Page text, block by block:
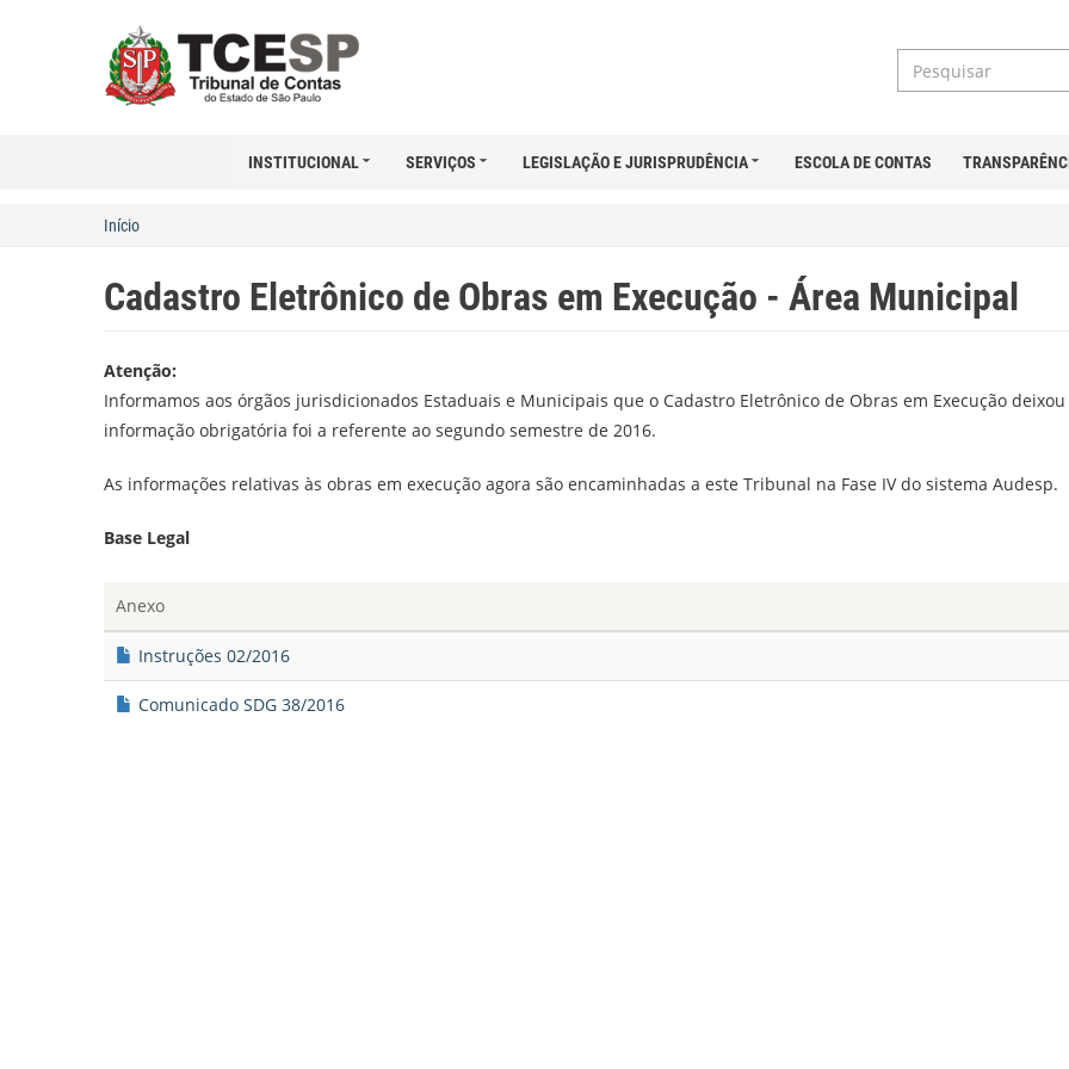
INSTITUCIONAL SERVIÇOS LEGISLAÇÃO E JURISPRUDÊNCIA ESCOLA DE CONTAS
Início
Cadastro Eletrônico de Obras em Execução - Área Municipal
Atenção:
Informamos aos órgãos jurisdicionados Estaduais e Municipais que o Cadastro Eletrônico de Obras em Execução
informação obrigatória foi a referente ao segundo semestre de 2016.
As informações relativas às obras em execução agora são encaminhadas a este Tribunal na Fase IV do sistema Audesp.
Base Legal
Anexo
Instruções 02/2016
Comunicado SDG 38/2016